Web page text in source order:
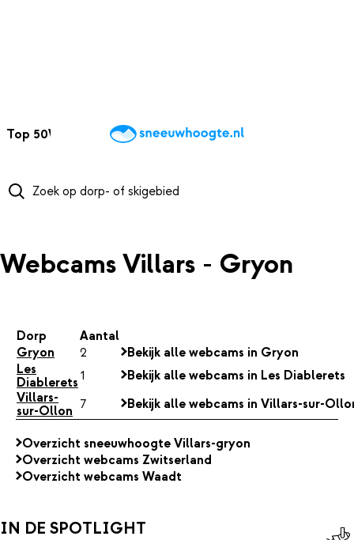
Top 50Webcams WintersportweerKaarten
Webcams Villars - Gryon
Dorp
Aantal
Gryon
2
Bekijk alle webcams in Gryon
Les
Diablerets 1
Bekijk alle webcams in Les Diablerets
Villars-
sur-Ollon 7 Bekijk alle webcams in Villars-sur-
Overzicht sneeuwhoogte Villars-gryon
Overzicht webcams Zwitserland
Overzicht webcams Waadt
IN DE SPOTLIGHT